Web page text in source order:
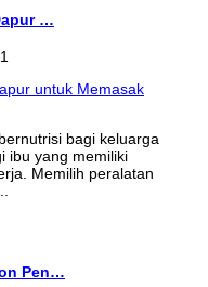
…
bagi keluarga
ibu yang memiliki
Memilih peralatan
Pen…